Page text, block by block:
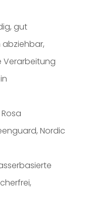
gut
Verarbeitung
Nordic